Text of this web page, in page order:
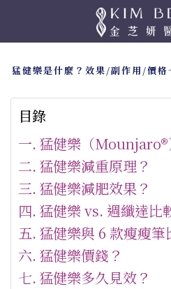
猛健樂是什麼？效果/副作用/價格
目錄
猛健樂（Mounjaro®
猛健樂減重原理？
猛健樂減肥效果？
猛健樂 vs. 週纖達比
猛健樂與 6 款瘦瘦筆
猛健樂價錢？
猛健樂多久見效？